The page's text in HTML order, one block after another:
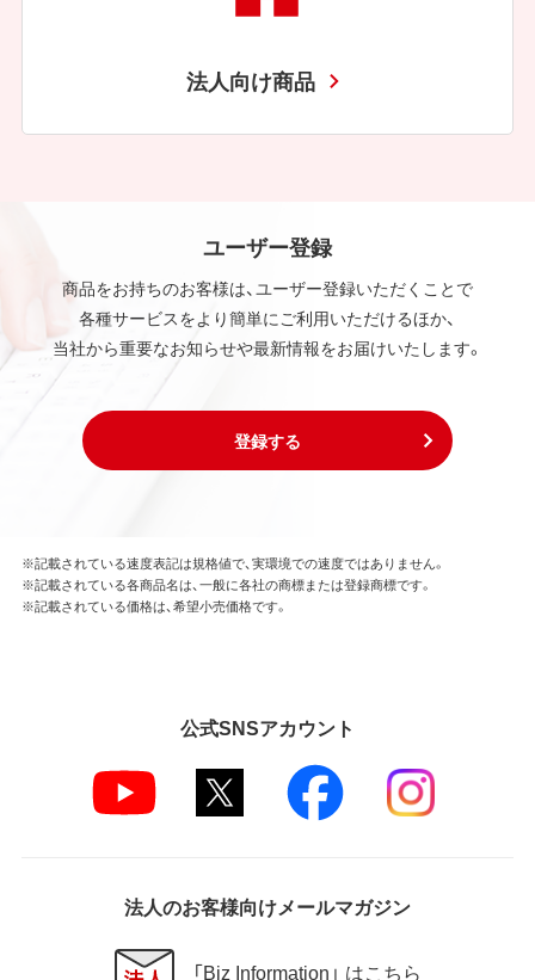
法人向け商品
ユーザー登録
商品をお持ちのお客様は、ユーザー登録いただくことで
各種サービスをより簡単にご利用いただけるほか、
当社から重要なお知らせや最新情報をお届けいたします。
登録する
※記載されている速度表記は規格値で、実環境での速度ではありません。
※記載されている各商品名は、一般に各社の商標または登録商標です。
※記載されている価格は、希望小売価格です。
公式SNSアカウント
法人のお客様向けメールマガジン
「Biz Information」 はこちら